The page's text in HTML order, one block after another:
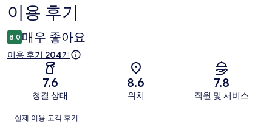
이
용
후
이용 후기
8.0 매우 좋아요
이용 후기 204개
7.6
청결 상태
8.6
위치
7.8
직원 및 서비스
이
실제 이용 고객 후기